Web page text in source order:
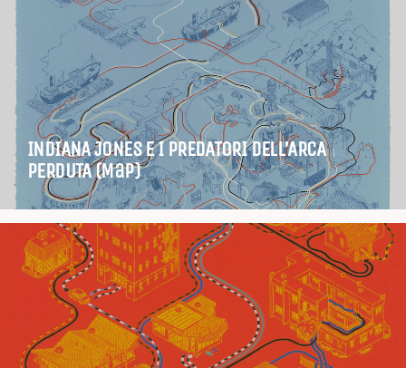
INDIANA JONES E I PREDATORI DELL’ARCA
PERDUTA (Map)